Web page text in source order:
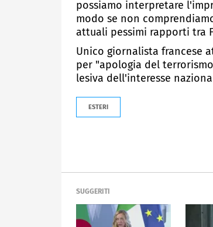
possiamo interpretare
modo se non
attuali pessimi rapporti tra
Unico giornalista francese
per "apologia del
lesiva dell'interesse
ESTERI
SUGGERITI